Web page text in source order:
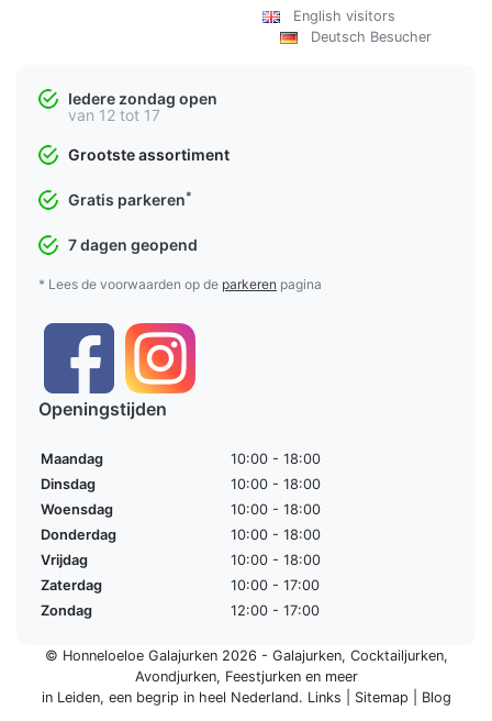
English visitors
Deutsch Besucher
Iedere zondag open
van 12 tot 17
Grootste assortiment
Gratis parkeren*
7 dagen geopend
* Lees de voorwaarden op de parkeren pagina
Openingstijden
Maandag
10:00 - 18:00
Dinsdag
10:00 - 18:00
Woensdag
10:00 - 18:00
Donderdag
10:00 - 18:00
Vrijdag
10:00 - 18:00
Zaterdag
10:00 - 17:00
Zondag
12:00 - 17:00
© Honneloeloe Galajurken 2026 - Galajurken, Cocktailjurken,
Avondjurken, Feestjurkenen meer
in Leiden, een begrip in heel Nederland. Links Sitemap Blog